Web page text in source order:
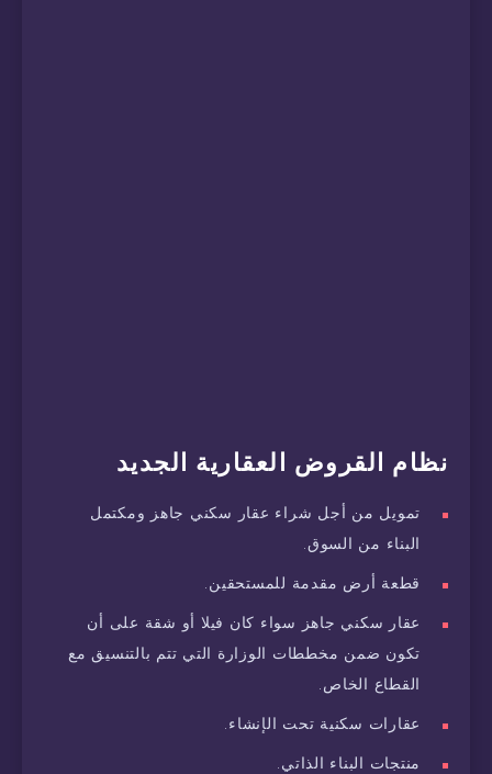
نظام القروض العقارية الجديد
تمويل من أجل شراء عقار سكني جاهز ومكتمل
البناء من السوق.
قطعة أرض مقدمة للمستحقين.
عقار سكني جاهز سواء كان فيلا أو شقة على أن
تكون ضمن مخططات الوزارة التي تتم بالتنسيق مع
القطاع الخاص.
عقارات سكنية تحت الإنشاء.
منتجات البناء الذاتي.